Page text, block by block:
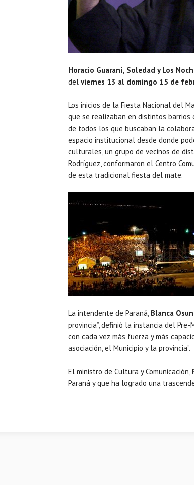
Horacio Guaraní, Soledad y Los
del viernes 13 al domingo 15 de
Los inicios de la Fiesta Nacional del
que se realizaban en distintos
de todos los que buscaban la
espacio institucional desde donde
culturales, un grupo de vecinos de
Rodríguez, conformaron el Centro
de esta tradicional fiesta del mate.
La intendente de Paraná, Blanca
provincia”, definió la instancia del
con cada vez más fuerza y más
asociación, el Municipio y la provincia”.
El ministro de Cultura y Comunicación,
Paraná y que ha logrado una